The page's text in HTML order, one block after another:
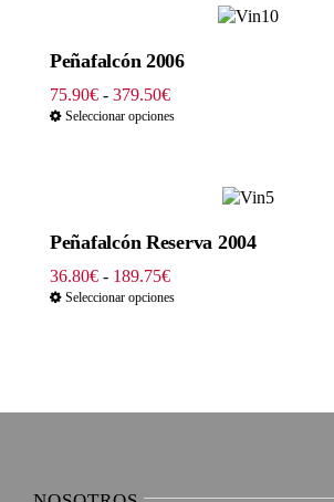
Peñafalcón 2006
75.90€ - 379.50€Rango
de
Seleccionar opciones
Peñafalcón Reserva 2004
36.80€ - 189.75€Rango
de
Seleccionar opciones